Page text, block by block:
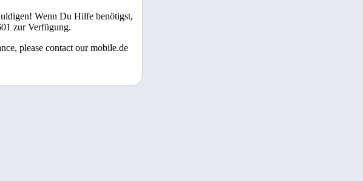
Wenn Du Hilfe benötigst,
zur Verfügung.
please contact our mobile.de